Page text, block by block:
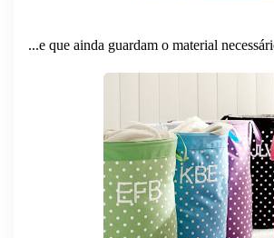
...e que ainda guardam o material